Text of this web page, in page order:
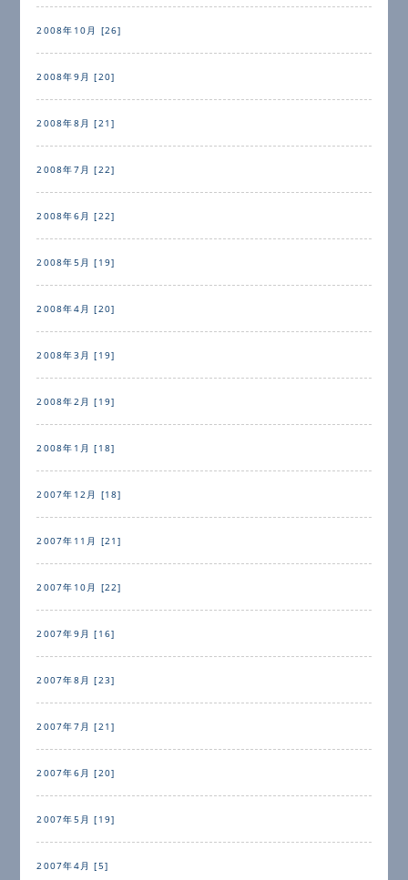
2008年10月 [26]
2008年9月 [20]
2008年8月 [21]
2008年7月 [22]
2008年6月 [22]
2008年5月 [19]
2008年4月 [20]
2008年3月 [19]
2008年2月 [19]
2008年1月 [18]
2007年12月 [18]
2007年11月 [21]
2007年10月 [22]
2007年9月 [16]
2007年8月 [23]
2007年7月 [21]
2007年6月 [20]
2007年5月 [19]
2007年4月 [5]